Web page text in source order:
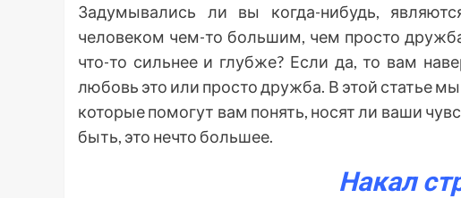
Задумывались ли вы когда-нибудь,
человеком чем-то большим, чем просто
что-то сильнее и глубже? Если да, то вам
любовь это или просто дружба. В этой статье
которые помогут вам понять, носят ли ваши
быть, это нечто большее.
Накал